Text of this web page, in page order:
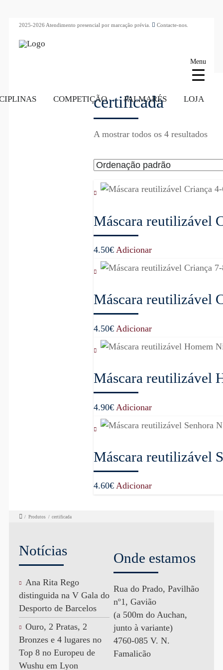
2025-2026 Atendimento presencial por marcação prévia. Contacte-nos.
COMPETIÇÃO PALMARÉS LOJA
certificada
A mostrar todos os 4 resultados
Máscara reutilizável
4.50€ Adicionar
Máscara reutilizável
4.50€ Adicionar
Máscara reutilizável
4.90€ Adicionar
Máscara reutilizável
4.60€ Adicionar
/ Produtos / certificada
Notícias
Ana Rita Rego
distinguida na V Gala do
Desporto de Barcelos
Ouro, 2 Pratas, 2
Bronzes e 4 lugares no
Top 8 no Europeu de
Wushu em Lyon
Onde estamos
Rua do Prado, Pavilhão
nº1, Gavião
(a 500m do Auchan,
junto à variante)
4760-085 V. N.
Famalicão
Menu